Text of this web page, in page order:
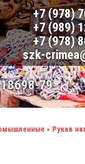
+7 (978)
+7 (989)
+7 (978)
szk-
79
» Рукав